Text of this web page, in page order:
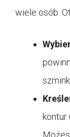
wiele osób.
kontur